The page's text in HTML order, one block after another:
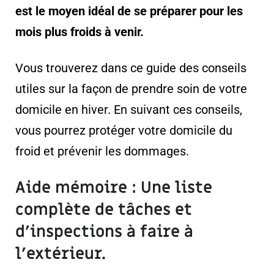
est le moyen idéal de se préparer pour les
mois plus froids à venir.
Vous trouverez dans ce guide des conseils
utiles sur la façon de prendre soin de votre
domicile en hiver. En suivant ces conseils,
vous pourrez protéger votre domicile du
froid et prévenir les dommages.
Aide mémoire : Une liste
complète de tâches et
d’inspections à faire à
l’extérieur.